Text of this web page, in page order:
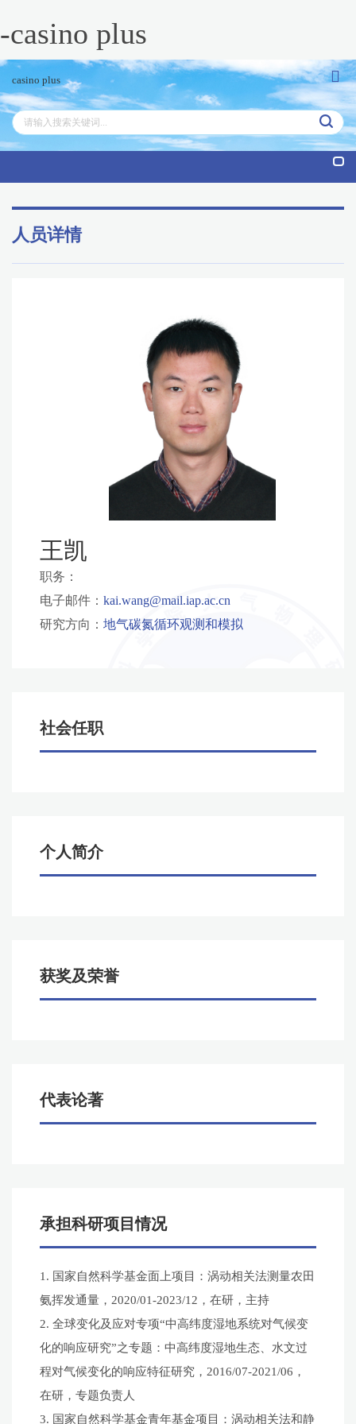
-casino plus
casino plus
人员详情
王凯
职务：
电子邮件： kai.wang@mail.iap.ac.cn
研究方向： 地气碳氮循环观测和模拟
社会任职
个人简介
获奖及荣誉
代表论著
承担科研项目情况
1. 国家自然科学基金面上项目：涡动相关法测量农田
氨挥发通量，2020/01-2023/12，在研，主持
2. 全球变化及应对专项“中高纬度湿地系统对气候变
化的响应研究”之专题：中高纬度湿地生态、水文过
程对气候变化的响应特征研究，2016/07-2021/06，
在研，专题负责人
3. 国家自然科学基金青年基金项目：涡动相关法和静